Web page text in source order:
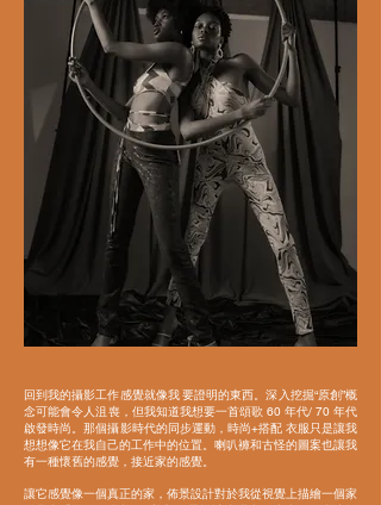
回到我的攝影工作感覺就像我要證明的東西。深入挖掘“原創”概
念可能會令人沮喪，但我知道我想要一首頌歌 60 年代/ 70 年代
啟發時尚。那個攝影時代的同步運動，時尚+搭配 衣服只是讓我
想想像它在我自己的工作中的位置。喇叭褲和古怪的圖案也讓我
有一種懷舊的感覺，接近家的感覺。
讓它感覺像一個真正的家，佈景設計對於我從視覺上描繪一個家